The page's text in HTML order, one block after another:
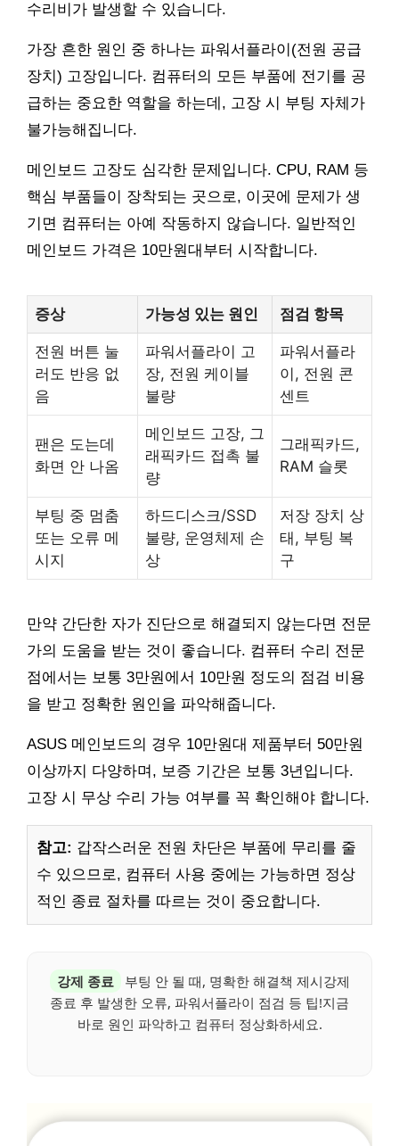
수리비가 발생할 수 있습니다.
가장 흔한 원인 중 하나는 파워서플라이(전원 공급
장치) 고장입니다. 컴퓨터의 모든 부품에 전기를 공
급하는 중요한 역할을 하는데, 고장 시 부팅 자체가
불가능해집니다.
메인보드 고장도 심각한 문제입니다. CPU, RAM 등
핵심 부품들이 장착되는 곳으로, 이곳에 문제가 생
기면 컴퓨터는 아예 작동하지 않습니다. 일반적인
메인보드 가격은 10만원대부터 시작합니다.
증상 가능성 있는 원인 점검 항목
전원 버튼 눌
러도 반응 없
음
파워서플라이 고
장, 전원 케이블
불량
파워서플라
이, 전원 콘
센트
팬은 도는데
화면 안 나옴
메인보드 고장, 그
래픽카드 접촉 불
량
그래픽카드,
RAM 슬롯
부팅 중 멈춤
또는 오류 메
시지
하드디스크/SSD
불량, 운영체제 손
상
저장 장치 상
태, 부팅 복
구
만약 간단한 자가 진단으로 해결되지 않는다면 전문
가의 도움을 받는 것이 좋습니다. 컴퓨터 수리 전문
점에서는 보통 3만원에서 10만원 정도의 점검 비용
을 받고 정확한 원인을 파악해줍니다.
ASUS 메인보드의 경우 10만원대 제품부터 50만원
이상까지 다양하며, 보증 기간은 보통 3년입니다.
고장 시 무상 수리 가능 여부를 꼭 확인해야 합니다.
참고: 갑작스러운 전원 차단은 부품에 무리를 줄
수 있으므로, 컴퓨터 사용 중에는 가능하면 정상
적인 종료 절차를 따르는 것이 중요합니다.
강제 종료
부팅 안 될 때, 명확한 해결책 제시강제
종료 후 발생한 오류, 파워서플라이 점검 등 팁!지금
바로 원인 파악하고 컴퓨터 정상화하세요.